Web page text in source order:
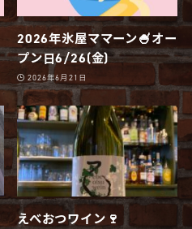
2026年氷屋ママーン🍧オー
プン日6/26(金)
2026年6月21日
えべおつワイン🍷